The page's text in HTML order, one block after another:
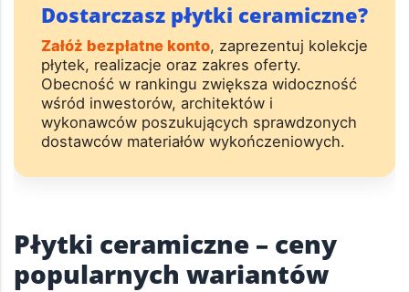
Dostarczasz płytki ceramiczne?
Załóż bezpłatne konto, zaprezentuj kolekcje
płytek, realizacje oraz zakres oferty.
Obecność w rankingu zwiększa widoczność
wśród inwestorów, architektów i
wykonawców poszukujących sprawdzonych
dostawców materiałów wykończeniowych.
Płytki ceramiczne – ceny
popularnych wariantów